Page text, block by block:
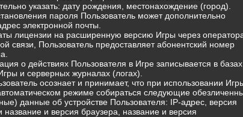
указать: дату рождения, местонахождение (город).
пароля Пользователь может дополнительно
электронной почты.
лицензии на расширенную версию Игры через
связи, Пользователь предоставляет абонентский номер
о действиях Пользователя в Игре записывается в базах
и серверных журналах (логах).
осознает и принимает, что при использовании
режиме собираться следующие
данные об устройстве Пользователя: IP-адрес, версия
название и версия браузера, название и версия